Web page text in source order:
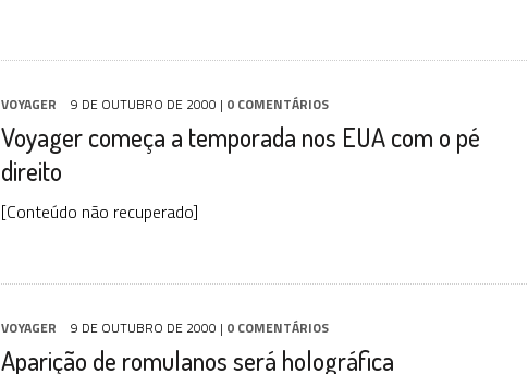
VOYAGER 9 DE OUTUBRO DE 2000 | 0 COMENTÁRIOS
Voyager começa a temporada nos EUA com o pé
direito
[Conteúdo não recuperado]
VOYAGER 9 DE OUTUBRO DE 2000 | 0 COMENTÁRIOS
Aparição de romulanos será holográfica